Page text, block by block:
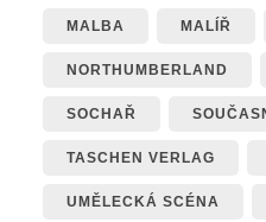
MALBA MALÍŘ
NORTHUMBERLAND
SOCHAŘ
TASCHEN VERLAG
UMĚLECKÁ SCÉNA